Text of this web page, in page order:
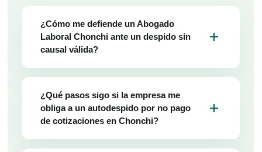
¿Cómo me defiende un Abogado
Laboral Chonchi ante un despido sin
causal válida?
add
¿Qué pasos sigo si la empresa me
obliga a un autodespido por no pago
de cotizaciones en Chonchi?
add